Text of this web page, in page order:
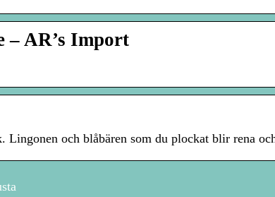
– AR’s Import
Lingonen och blåbären som du plockat blir rena